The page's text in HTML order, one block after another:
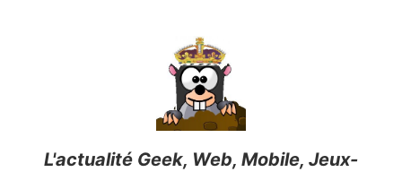
L'actualité Geek, Web, Mobile, Jeux-